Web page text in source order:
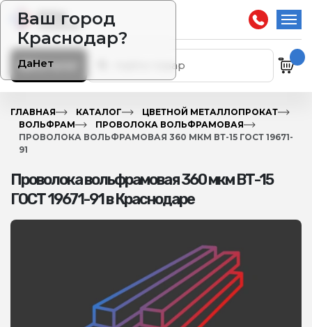
Ваш город
Краснодар?
ДаНет
Каталог
ГЛАВНАЯ КАТАЛОГ
ЦВЕТНОЙ МЕТАЛЛОПРОКАТ
ВОЛЬФРАМ
ПРОВОЛОКА ВОЛЬФРАМОВАЯ
ПРОВОЛОКА ВОЛЬФРАМОВАЯ 360 МКМ ВТ-15 ГОСТ 19671-
91
Проволока вольфрамовая 360 мкм ВТ-15
ГОСТ 19671-91 в Краснодаре